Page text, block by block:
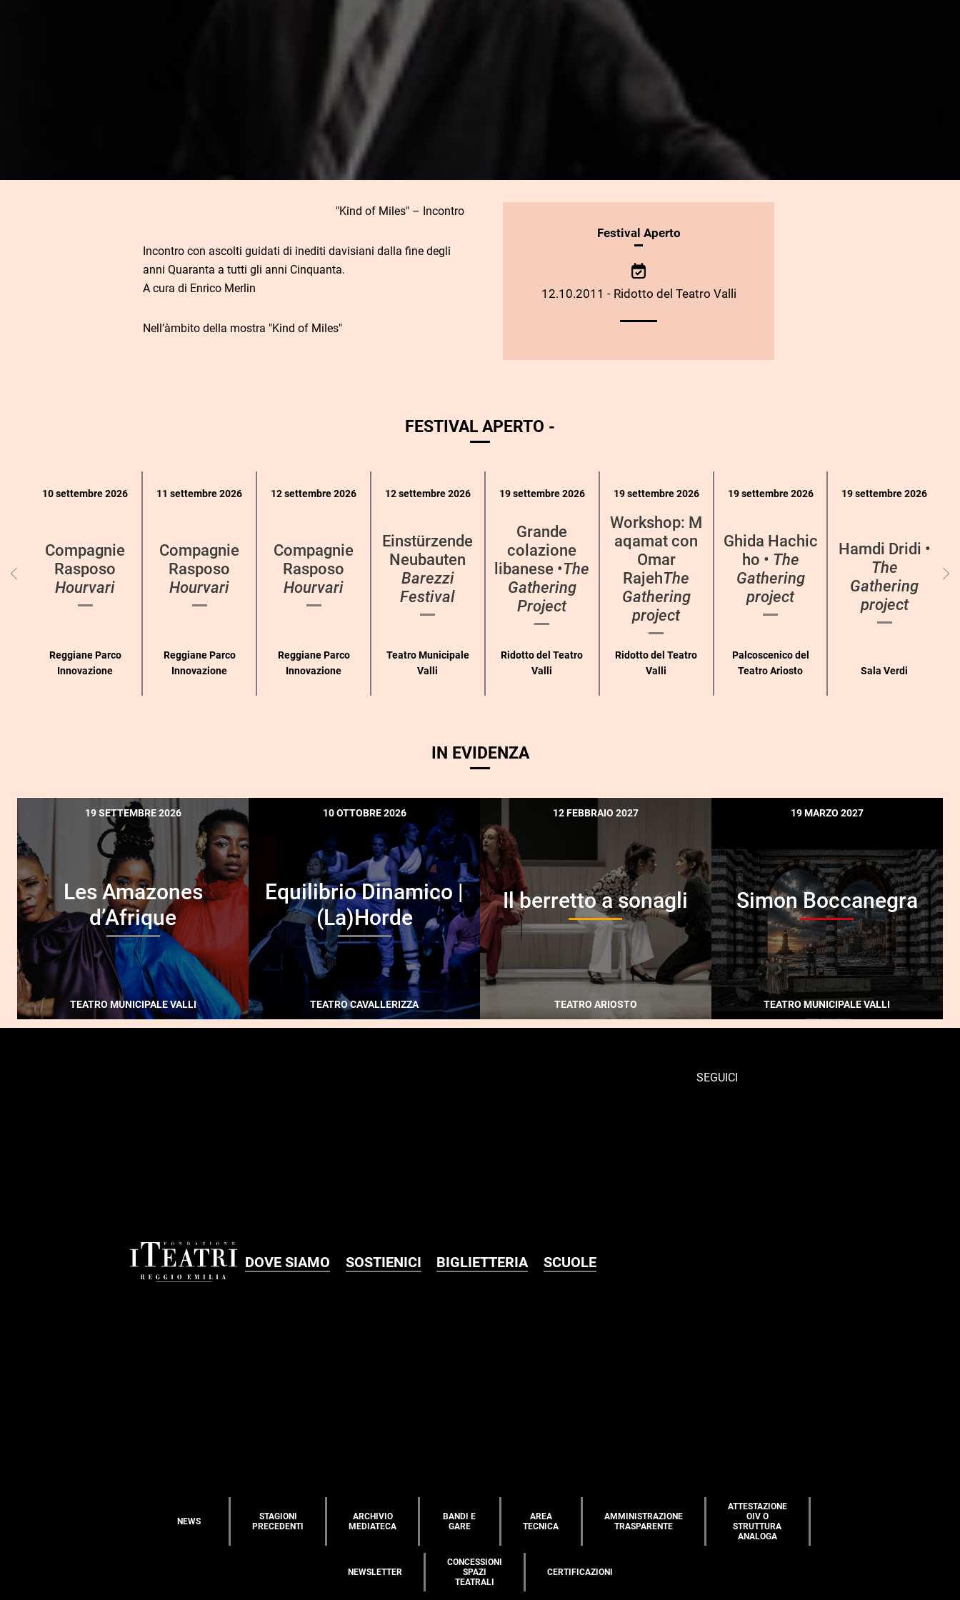
"Kind of Miles" – Incontro
Incontro con ascolti guidati di inediti davisiani dalla fine degli
anni Quaranta a tutti gli anni Cinquanta.
A cura di Enrico Merlin
Nell’àmbito della mostra "Kind of Miles"
INFORMAZIONIFestival Aperto
12.10.2011 - Ridotto del Teatro Valli
FESTIVAL APERTO -
eventi
10 settembre 2026
Compagnie
Rasposo
Hourvari
Reggiane Parco
Innovazione
11 settembre 2026
Compagnie
Rasposo
Hourvari
Reggiane Parco
Innovazione
12 settembre 2026
Compagnie
Rasposo
Hourvari
Reggiane Parco
Innovazione
12 settembre 2026
Einstürzende
Neubauten
Barezzi
Festival
Teatro Municipale
Valli
19 settembre 2026
Grande
colazione
libanese •The
Gathering
Project
Ridotto del Teatro
Valli
19 settembre 2026
Workshop: M
aqamat con
Omar
RajehThe
Gathering
project
Ridotto del Teatro
Valli
19 settembre 2026
Ghida Hachic
ho • The
Gathering
project
Palcoscenico del
Teatro Ariosto
19 settembre 2026
Hamdi Dridi •
The
Gathering
project
Sala Verdi
IN EVIDENZA
19 SETTEMBRE 2026
Les Amazones
d’Afrique
TEATRO MUNICIPALE VALLI
10 OTTOBRE 2026
Equilibrio Dinamico |
(La)Horde
TEATRO CAVALLERIZZA
12 FEBBRAIO 2027
Il berretto a sonagli
TEATRO ARIOSTO
19 MARZO 2027
Simon Boccanegra
TEATRO MUNICIPALE VALLI
DOVE SIAMO SOSTIENICI BIGLIETTERIA SCUOLE
SEGUICI
NEWS
STAGIONI
PRECEDENTI
ARCHIVIO
MEDIATECA
BANDI E
GARE
AREA
TECNICA
AMMINISTRAZIONE
TRASPARENTE
ATTESTAZIONE
OIV O
STRUTTURA
ANALOGA
NEWSLETTER
CONCESSIONI
SPAZI
TEATRALI
CERTIFICAZIONI